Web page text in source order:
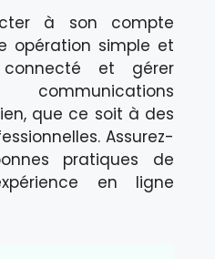
à son compte
opération simple et
et gérer
que ce soit à des
Assurez-
pratiques de
en ligne